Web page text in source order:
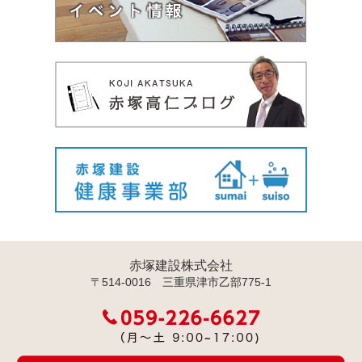
赤塚建設株式会社
〒514-0016 三重県津市乙部775-1